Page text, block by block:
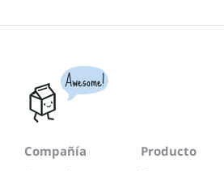
Awesome!
Compañía
Producto